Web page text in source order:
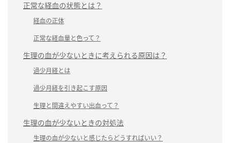
正常な経血の状態とは？
経血の正体
正常な経血量と色って？
生理の血が少ないときに考えられる原因は？
過少月経とは
過少月経を引き起こす原因
生理と間違えやすい出血って？
生理の血が少ないときの対処法
生理の血が少ないと感じたらどうすればいい？